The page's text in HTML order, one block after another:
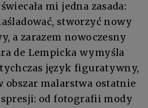
mi jedna zasada:
stworzyć nowy
a zarazem nowoczesny
de Lempicka wymyśla
język figuratywny,
obszar malarstwa ostatnie
od fotografii mody